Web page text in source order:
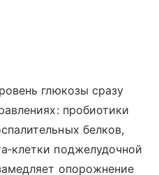
глюкозы сразу
пробиотики
белков,
поджелудочной
опорожнение